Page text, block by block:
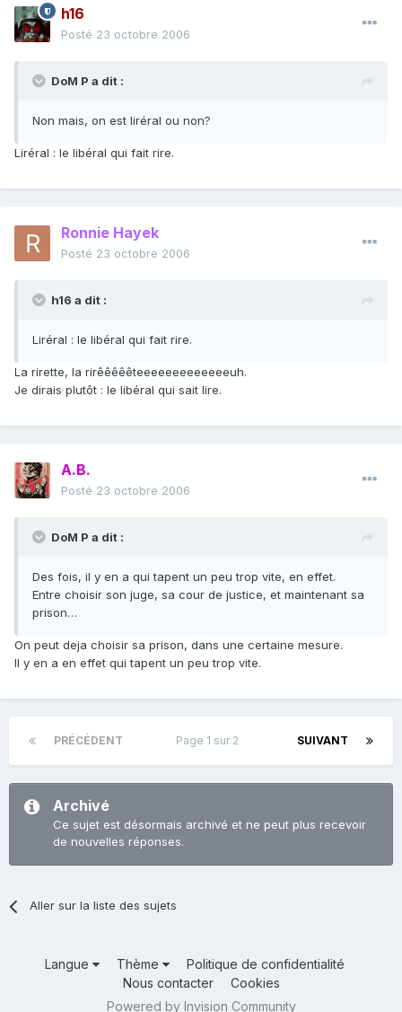
h16
Posté 23 octobre 2006
DoM P a dit :
Non mais, on est liréral ou non?
Liréral : le libéral qui fait rire.
Ronnie Hayek
Posté 23 octobre 2006
h16 a dit :
Liréral : le libéral qui fait rire.
La rirette, la rirêêêêêteeeeeeeeeeeeeuh.
Je dirais plutôt : le libéral qui sait lire.
A.B.
Posté 23 octobre 2006
DoM P a dit :
Des fois, il y en a qui tapent un peu trop vite, en effet.
Entre choisir son juge, sa cour de justice, et maintenant sa
prison…
On peut deja choisir sa prison, dans une certaine mesure.
Il y en a en effet qui tapent un peu trop vite.
PRÉCÉDENT SUIVANT
Page 1 sur 2
Archivé
Ce sujet est désormais archivé et ne peut plus recevoir
de nouvelles réponses.
Aller sur la liste des sujets
Langue Thème
Politique de confidentialité
Nous contacter
Cookies
Powered by Invision Community